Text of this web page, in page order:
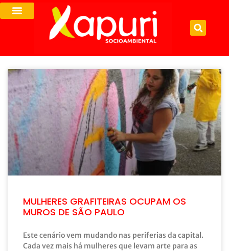
MULHERES GRAFITEIRAS OCUPAM OS
MUROS DE SÃO PAULO
Este cenário vem mudando nas periferias da capital.
Cada vez mais há mulheres que levam arte para as